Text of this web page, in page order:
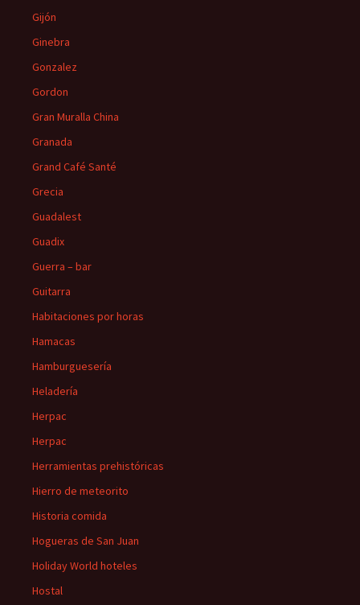
Gijón
Ginebra
Gonzalez
Gordon
Gran Muralla China
Granada
Grand Café Santé
Grecia
Guadalest
Guadix
Guerra – bar
Guitarra
Habitaciones por horas
Hamacas
Hamburguesería
Heladería
Herpac
Herpac
Herramientas prehistóricas
Hierro de meteorito
Historia comida
Hogueras de San Juan
Holiday World hoteles
Hostal